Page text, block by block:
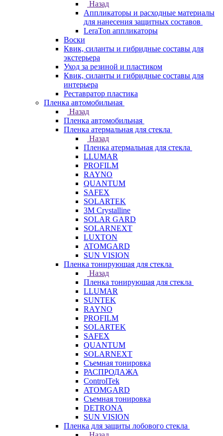
Назад
Аппликаторы и расходные материалы
для нанесения защитных составов
LeraTon аппликаторы
Воски
Квик, силанты и гибридные составы для
экстерьера
Уход за резиной и пластиком
Квик, силанты и гибридные составы для
интерьера
Реставратор пластика
Пленка автомобильная
Назад
Пленка автомобильная
Пленка атермальная для стекла
Назад
Пленка атермальная для стекла
LLUMAR
PROFILM
RAYNO
QUANTUM
SAFEX
SOLARTEK
3M Crystalline
SOLAR GARD
SOLARNEXT
LUXTON
ATOMGARD
SUN VISION
Пленка тонирующая для стекла
Назад
Пленка тонирующая для стекла
LLUMAR
SUNTEK
RAYNO
PROFILM
SOLARTEK
SAFEX
QUANTUM
SOLARNEXT
Съемная тонировка
РАСПРОДАЖА
ControlTek
ATOMGARD
Съемная тонировка
DETRONA
SUN VISION
Пленка для защиты лобового стекла